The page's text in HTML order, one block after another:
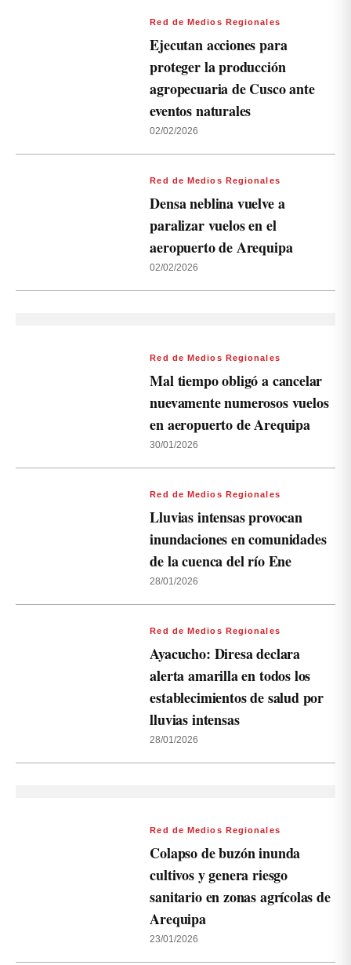
Red de Medios Regionales
Ejecutan acciones para
proteger la producción
agropecuaria de Cusco ante
eventos naturales
02/02/2026
Red de Medios Regionales
Densa neblina vuelve a
paralizar vuelos en el
aeropuerto de Arequipa
02/02/2026
Red de Medios Regionales
Mal tiempo obligó a cancelar
nuevamente numerosos vuelos
en aeropuerto de Arequipa
30/01/2026
Red de Medios Regionales
Lluvias intensas provocan
inundaciones en comunidades
de la cuenca del río Ene
28/01/2026
Red de Medios Regionales
Ayacucho: Diresa declara
alerta amarilla en todos los
establecimientos de salud por
lluvias intensas
28/01/2026
Red de Medios Regionales
Colapso de buzón inunda
cultivos y genera riesgo
sanitario en zonas agrícolas de
Arequipa
23/01/2026